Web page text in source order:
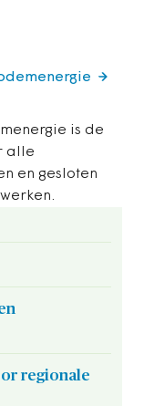
is de
alle
en gesloten
regionale